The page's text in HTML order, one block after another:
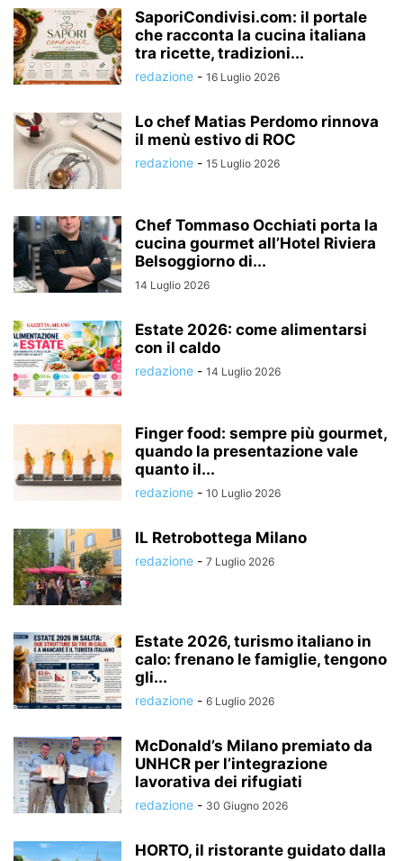
SaporiCondivisi.com: il portale
che racconta la cucina italiana
tra ricette, tradizioni...
redazione - 16 Luglio 2026
Lo chef Matias Perdomo rinnova
il menù estivo di ROC
redazione - 15 Luglio 2026
Chef Tommaso Occhiati porta la
cucina gourmet all’Hotel Riviera
Belsoggiorno di...
14 Luglio 2026
Estate 2026: come alimentarsi
con il caldo
redazione - 14 Luglio 2026
Finger food: sempre più gourmet,
quando la presentazione vale
quanto il...
redazione - 10 Luglio 2026
IL Retrobottega Milano
redazione - 7 Luglio 2026
Estate 2026, turismo italiano in
calo: frenano le famiglie, tengono
gli...
redazione - 6 Luglio 2026
McDonald’s Milano premiato da
UNHCR per l’integrazione
lavorativa dei rifugiati
redazione - 30 Giugno 2026
HORTO, il ristorante guidato dalla